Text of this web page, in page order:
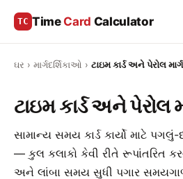
TC Time Card Calculator
ઘર › માર્ગદર્શિકાઓ › ટાઇમ કાર્ડ અને પેરોલ
ટાઇમ કાર્ડ અને પેરોલ
સામાન્ય સમય કાર્ડ કાર્યો માટે પગલું-
— કુલ કલાકો કેવી રીતે રૂપાંતરિત
અને લાંબા સમય સુધી પગાર